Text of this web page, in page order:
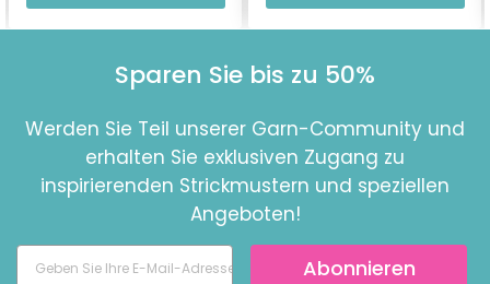
Sparen Sie bis zu 50%
Werden Sie Teil unserer Garn-Community und
erhalten Sie exklusiven Zugang zu
inspirierenden Strickmustern und speziellen
Angeboten!
Abonnieren